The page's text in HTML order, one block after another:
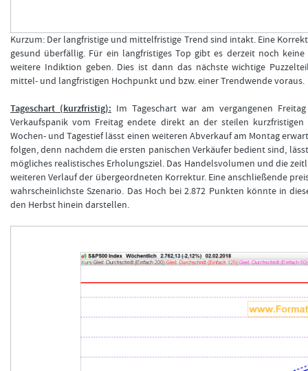
Kurzum: Der langfristige und mittelfristige Trend sind intakt. Eine
gesund überfällig. Für ein langfristiges Top gibt es derzeit noch
weitere Indiktion geben. Dies ist dann das nächste wichtige
mittel- und langfristigen Hochpunkt und bzw. einer Trendwende voraus.
Tageschart (kurzfristig): Im Tageschart war am vergangenen
Verkaufspanik vom Freitag endete direkt an der steilen
Wochen- und Tagestief lässt einen weiteren Abverkauf am Montag
folgen, denn nachdem die ersten panischen Verkäufer bedient sind,
mögliches realistisches Erholungsziel. Das Handelsvolumen und die
weiteren Verlauf der übergeordneten Korrektur. Eine anschließende
wahrscheinlichste Szenario. Das Hoch bei 2.872 Punkten könnte in
den Herbst hinein darstellen.